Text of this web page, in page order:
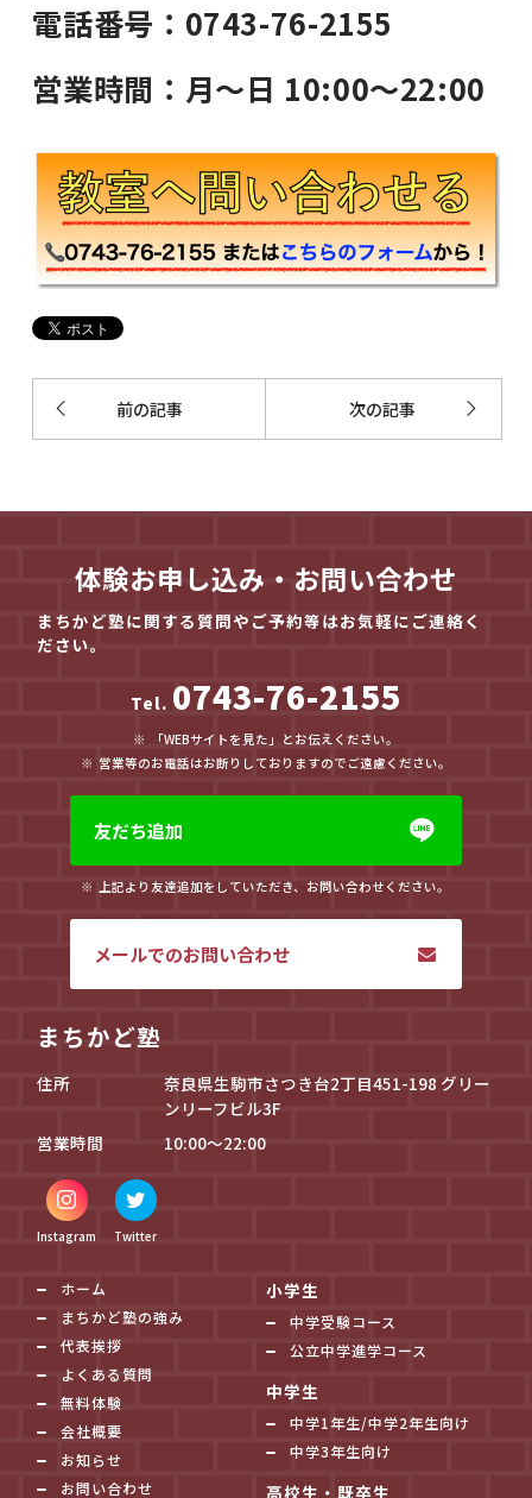
電話番号：0743-76-2155
営業時間：月〜日 10:00〜22:00
前の記事 次の記事
体験お申し込み・お問い合わせ
まちかど塾に関する質問やご予約等はお気軽にご連絡く
ださい。
Tel. 0743-76-2155
「WEBサイトを見た」とお伝えください。
営業等のお電話はお断りしておりますのでご遠慮ください。
友だち追加
上記より友達追加をしていただき、お問い合わせください。
メールでのお問い合わせ
まちかど塾
住所
奈良県生駒市さつき台2丁目451-198 グリー
ンリーフビル3F
営業時間
10:00～22:00
Instagram Twitter
ホーム
まちかど塾の強み
代表挨拶
よくある質問
無料体験
会社概要
お知らせ
お問い合わせ
小学生
中学受験コース
公立中学進学コース
中学生
中学1年生/中学2年生向け
中学3年生向け
高校生・既卒生